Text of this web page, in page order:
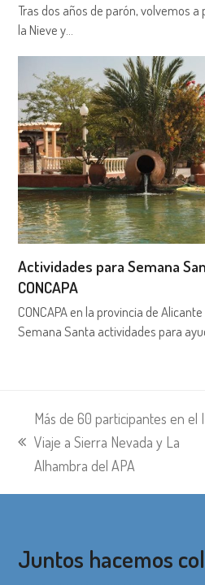
Tras dos años de parón, volvemos
la Nieve y…
Actividades para Semana
CONCAPA
CONCAPA en la provincia de
Semana Santa actividades para
entrada
anterior:
Más de 60 participantes en el I
Viaje a Sierra Nevada y La
Alhambra del APA
Juntos hacemos